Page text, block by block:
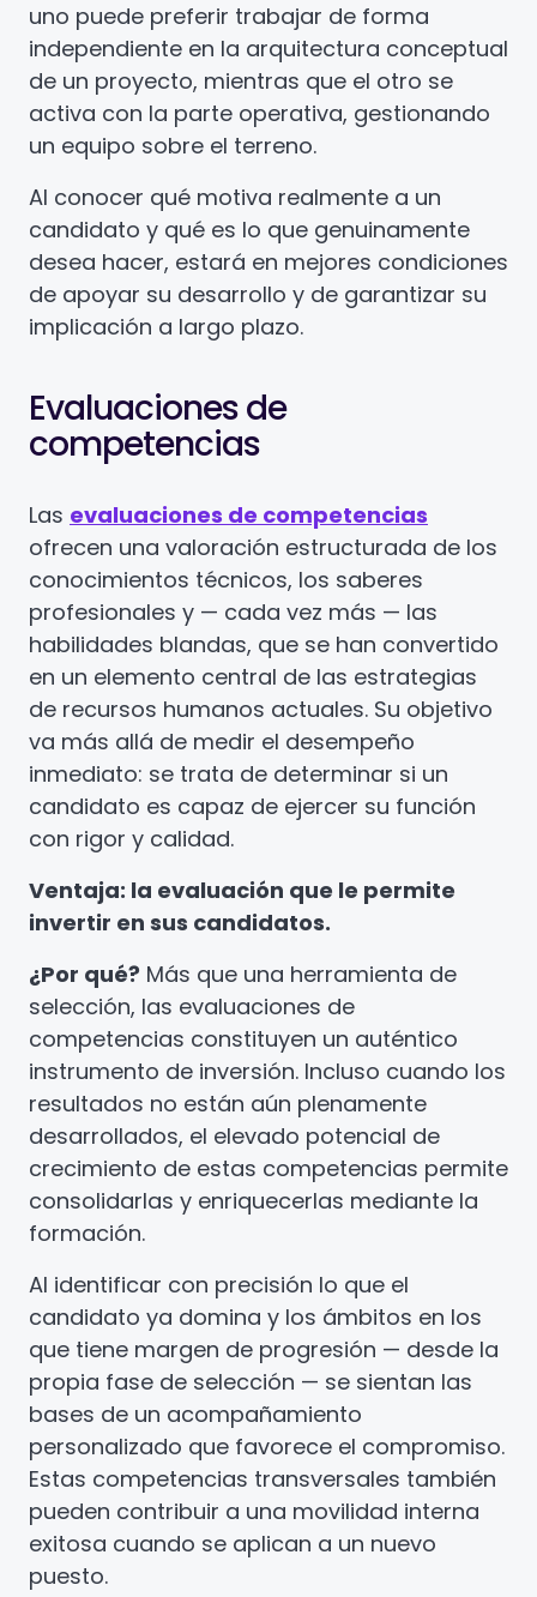
uno puede preferir trabajar de forma
independiente en la arquitectura conceptual
de un proyecto, mientras que el otro se
activa con la parte operativa, gestionando
un equipo sobre el terreno.
Al conocer qué motiva realmente a un
candidato y qué es lo que genuinamente
desea hacer, estará en mejores condiciones
de apoyar su desarrollo y de garantizar su
implicación a largo plazo.
Evaluaciones de
competencias
Las evaluaciones de competencias
ofrecen una valoración estructurada de los
conocimientos técnicos, los saberes
profesionales y — cada vez más — las
habilidades blandas, que se han convertido
en un elemento central de las estrategias
de recursos humanos actuales. Su objetivo
va más allá de medir el desempeño
inmediato: se trata de determinar si un
candidato es capaz de ejercer su función
con rigor y calidad.
Ventaja: la evaluación que le permite
invertir en sus candidatos.
¿Por qué? Más que una herramienta de
selección, las evaluaciones de
competencias constituyen un auténtico
instrumento de inversión. Incluso cuando los
resultados no están aún plenamente
desarrollados, el elevado potencial de
crecimiento de estas competencias permite
consolidarlas y enriquecerlas mediante la
formación.
Al identificar con precisión lo que el
candidato ya domina y los ámbitos en los
que tiene margen de progresión — desde la
propia fase de selección — se sientan las
bases de un acompañamiento
personalizado que favorece el compromiso.
Estas competencias transversales también
pueden contribuir a una movilidad interna
exitosa cuando se aplican a un nuevo
puesto.